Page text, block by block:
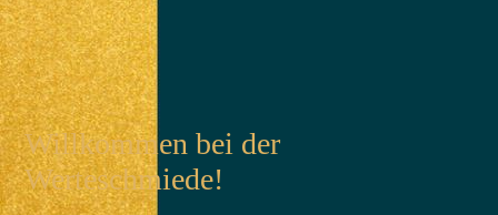
Willkommen bei der
Werteschmiede!